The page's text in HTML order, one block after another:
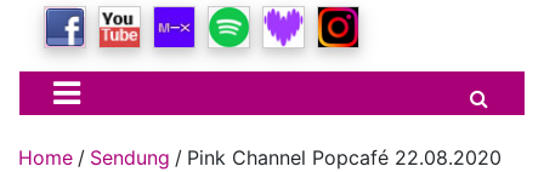
Home Sendung Pink Channel Popcafé 22.08.2020